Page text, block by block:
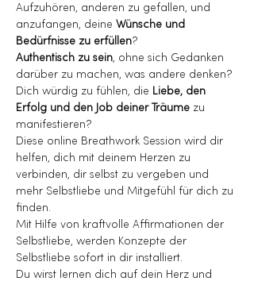
Aufzuhören, anderen zu gefallen, und
anzufangen, deine Wünsche und
Bedürfnisse zu erfüllen?
Authentisch zu sein, ohne sich Gedanken
darüber zu machen, was andere denken?
Dich würdig zu fühlen, die Liebe, den
Erfolg und den Job deiner Träume zu
manifestieren?
Diese online Breathwork Session wird dir
helfen, dich mit deinem Herzen zu
verbinden, dir selbst zu vergeben und
mehr Selbstliebe und Mitgefühl für dich zu
finden.
Mit Hilfe von kraftvolle Affirmationen der
Selbstliebe, werden Konzepte der
Selbstliebe sofort in dir installiert.
Du wirst lernen dich auf dein Herz und